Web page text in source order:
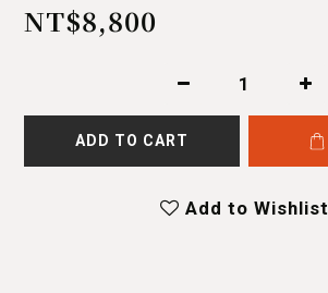
NT$8,800
ADD TO CART
Add to Wishlist